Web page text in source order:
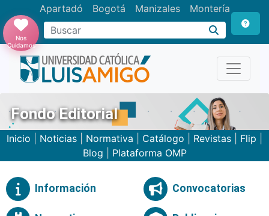
Apartadó Bogotá Manizales Montería
Buscar
Nos
Cuidamos
Fondo Editorial
Inicio Noticias Normativa Catálogo Revistas Flip
Blog
Plataforma OMP
Información Convocatorias